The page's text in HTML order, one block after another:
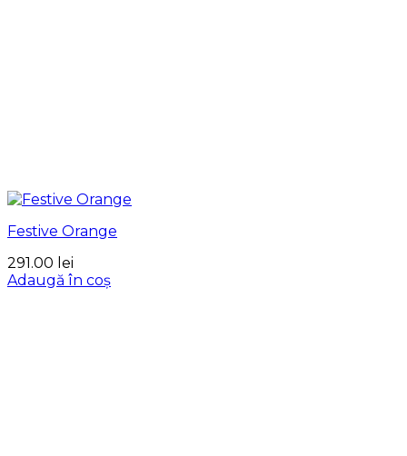
Festive Orange
291.00 lei
Adaugă în coș